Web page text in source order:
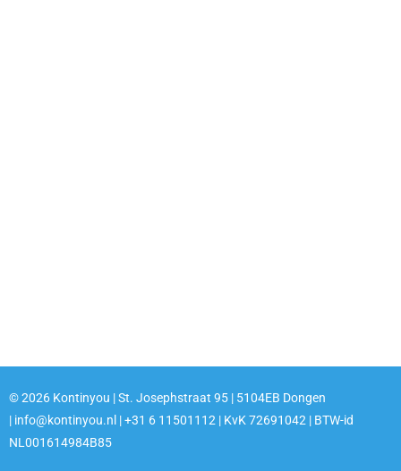
© 2026 Kontinyou | St. Josephstraat 95 | 5104EB Dongen
| info@kontinyou.nl | +31 6 11501112 | KvK 72691042 | BTW-id
NL001614984B85